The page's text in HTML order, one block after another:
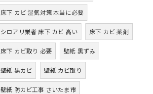
床下 カビ 湿気対策 本当に必要
シロアリ業者 床下 カビ 高い 床下 カビ 薬剤
床下 カビ取り 必要 壁紙 黒ずみ
壁紙 黒カビ 壁紙 カビ取り
壁紙 防カビ工事 さいたま市